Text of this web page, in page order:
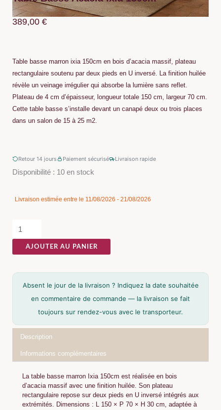
389,00 €
Table basse marron ixia 150cm en bois d’acacia massif, plateau
rectangulaire soutenu par deux pieds en U inversé. La finition huilée
révèle un veinage irrégulier qui absorbe la lumière sans reflet.
Plateau de 4 cm d’épaisseur, longueur totale 150 cm, largeur 70 cm.
Cette table basse s’installe devant un canapé deux ou trois places
dans un salon de 15 à 25 m2.
Retour 14 jours Paiement sécurisé Livraison rapide
Disponibilité : 10 en stock
Livraison estimée entre le 11/08/2026 - 21/08/2026
quantité
Table
Acacia
Ixia
150cm
AJOUTER AU PANIER
Absent le jour de la livraison ? Indiquez la date souhaitée
en commentaire de commande — la livraison se fait
toujours sur rendez-vous avec le transporteur.
Description
Informations complémentaires
La table basse marron Ixia 150cm est réalisée en bois
d’acacia massif avec une finition huilée. Son plateau
rectangulaire repose sur deux pieds en U inversé intégrés aux
extrémités. Dimensions : L 150 × P 70 × H 30 cm, adaptée à